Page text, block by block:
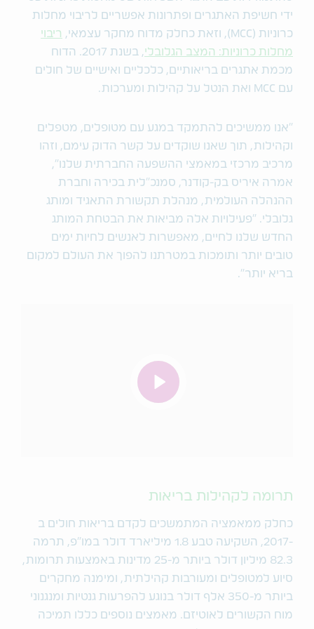
ידי חשיפת האתגרים ופתרונות אפשריים לריבוי מחלות
כרוניות (MCC), וזאת כחלק מדוח מחקר עצמאי,
ריבוי
מחלות כרוניות: המצב הגלובלי
, בשנת 2017. הדוח
מכמת אתגרים בריאותיים, כלכליים ואישיים של חולים
עם MCC ואת הנטל על קהילות ומערכות.
"אנו ממשיכים להתמקד במגע עם מטופלים, מטפלים
וקהילות, תוך שאנו שוקדים על קשר הדוק עימם, וזהו
מרכיב מרכזי במאמצי ההשפעה החברתית שלנו",
אמרה איריס בק-קודנר, סמנכ"לית בכירה וחברת
ההנהלה העולמית, מנהלת תקשורת התאגיד ומותג
גלובלי. "פעילויות אלה מביאות את הבטחת המותג
החדש שלנו לחיים, מאפשרות לאנשים לחיות ימים
טובים יותר ותומכות במטרתנו להפוך את העולם למקום
בריא יותר".
תרומה לקהילות בריאות
כחלק ממאמציה המתמשכים לקדם בריאות חולים ב
-2017, השקיעה טבע 1.8 מיליארד דולר במו"פ, תרמה
82.3 מיליון דולר ביותר מ-25 מדינות באמצעות תרומות,
סיוע למטופלים ומעורבות קהילתית, ומימנה מחקרים
ביותר מ-350 אלף דולר בנוגע להפרעות גנטיות ומנגנוני
מוח הקשורים לאוטיזם. מאמצים נוספים כללו תמיכה